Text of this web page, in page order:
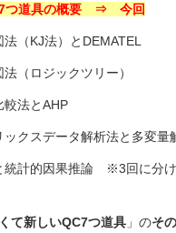
つ道具の概要 ⇒ 今回
（KJ法）とDEMATEL
（ロジックツリー）
法とAHP
クスデータ解析法と多変量
計的因果推論※3回に分け
て新しいQC7つ道具 」のそ